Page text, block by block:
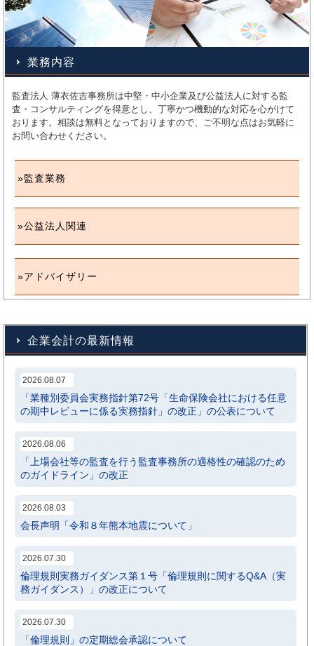
業務内容
監査法人 薄衣佐吉事務所は中堅・中小企業及び公益法人に対する監
査・コンサルティングを得意とし、丁寧かつ機動的な対応を心がけて
おります。相談は無料となっておりますので、ご不明な点はお気軽に
お問い合わせください。
監査業務
公益法人関連
アドバイザリー
企業会計の最新情報
2026.08.07
「業種別委員会実務指針第72号「生命保険会社における任意
の期中レビューに係る実務指針」の改正」の公表について
2026.08.06
「上場会社等の監査を行う監査事務所の適格性の確認のため
のガイドライン」の改正
2026.08.03
会長声明「令和８年熊本地震について」
2026.07.30
倫理規則実務ガイダンス第１号「倫理規則に関するQ&A（実
務ガイダンス）」の改正について
2026.07.30
「倫理規則」の定期総会承認について